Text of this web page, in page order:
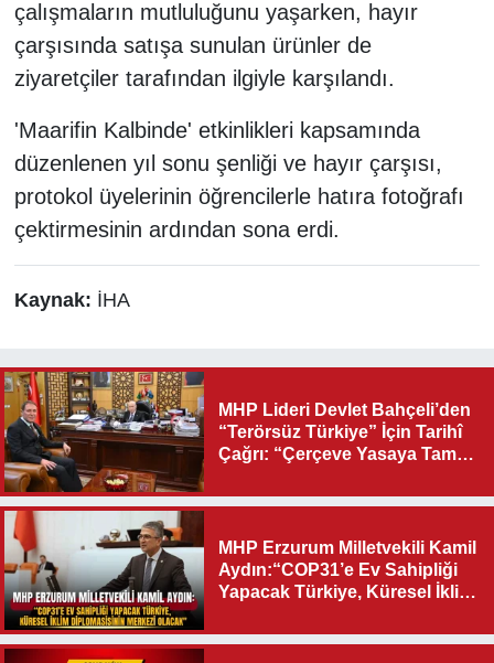
çalışmaların mutluluğunu yaşarken, hayır
çarşısında satışa sunulan ürünler de
ziyaretçiler tarafından ilgiyle karşılandı.
'Maarifin Kalbinde' etkinlikleri kapsamında
düzenlenen yıl sonu şenliği ve hayır çarşısı,
protokol üyelerinin öğrencilerle hatıra fotoğrafı
çektirmesinin ardından sona erdi.
Kaynak: İHA
MHP Lideri Devlet Bahçeli’den
“Terörsüz Türkiye” İçin Tarihî
Çağrı: “Çerçeve Yasaya Tam
MHP Erzurum Milletvekili Kamil
Aydın:“COP31’e Ev Sahipliği
Yapacak Türkiye, Küresel İklim
Olacak"